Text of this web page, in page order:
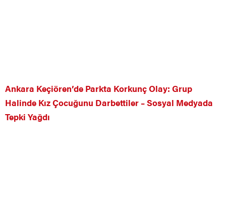
Ankara Keçiören’de Parkta Korkunç Olay: Grup
Halinde Kız Çocuğunu Darbettiler – Sosyal Medyada
Tepki Yağdı